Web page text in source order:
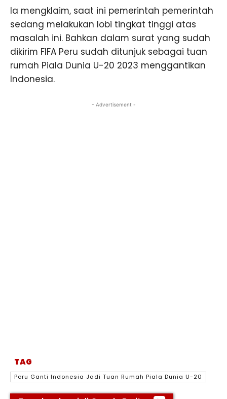
Ia mengklaim, saat ini pemerintah pemerintah
sedang melakukan lobi tingkat tinggi atas
masalah ini. Bahkan dalam surat yang sudah
dikirim FIFA Peru sudah ditunjuk sebagai tuan
rumah Piala Dunia U-20 2023 menggantikan
Indonesia.
- Advertisement -
TAG
Peru Ganti Indonesia Jadi Tuan Rumah Piala Dunia U-20